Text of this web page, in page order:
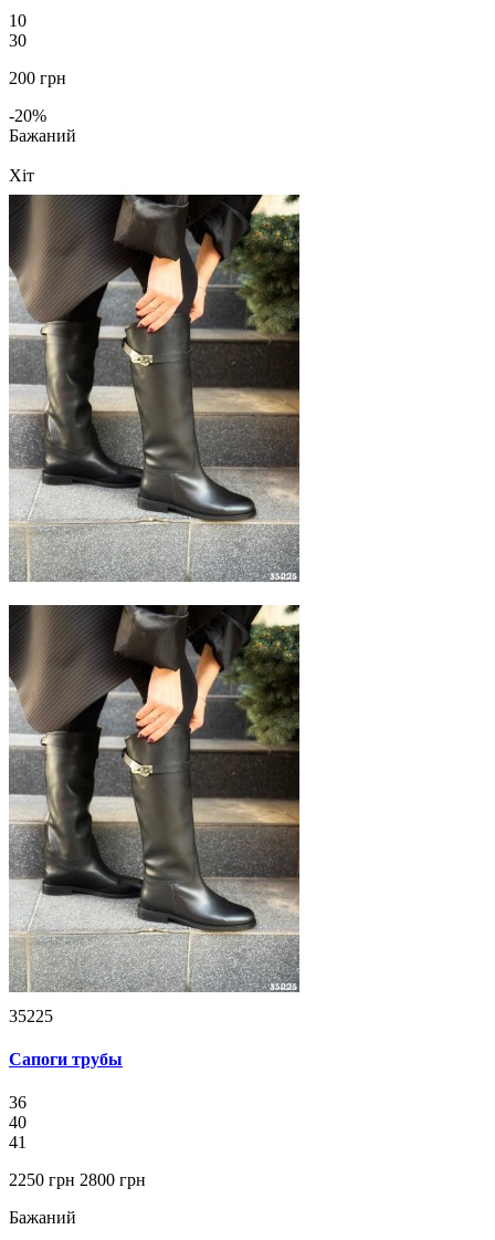
10
30
200 грн
-20%
Бажаний
Хіт
35225
Сапоги трубы
36
40
41
2250 грн 2800 грн
Бажаний